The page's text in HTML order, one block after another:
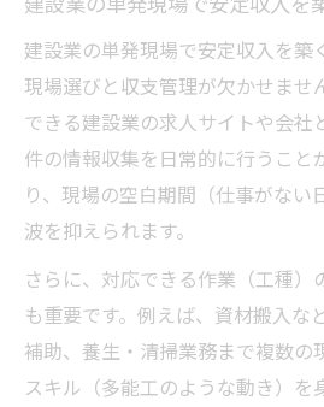
建設業の単発現場で安定収入を築
現場選びと収支管理が欠かせませ
できる建設業の求人サイトや会社
件の情報収集を日常的に行うこと
り、現場の空白期間（仕事がない
波を抑えられます。
さらに、対応できる作業（工種）
も重要です。例えば、資材搬入な
補助、養生・清掃業務まで複数の
スキル（多能工のような動き）を